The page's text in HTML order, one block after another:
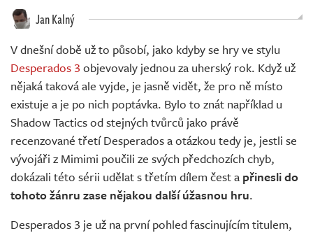
Jan Kalný
V dnešní době už to působí, jako kdyby se hry ve stylu
Desperados 3 objevovaly jednou za uherský rok. Když už
nějaká taková ale vyjde, je jasně vidět, že pro ně místo
existuje a je po nich poptávka. Bylo to znát například u
Shadow Tactics od stejných tvůrců jako právě
recenzované třetí Desperados a otázkou tedy je, jestli se
vývojáři z Mimimi poučili ze svých předchozích chyb,
dokázali této sérii udělat s třetím dílem čest a přinesli do
tohoto žánru zase nějakou další úžasnou hru.
Desperados 3 je už na první pohled fascinujícím titulem,